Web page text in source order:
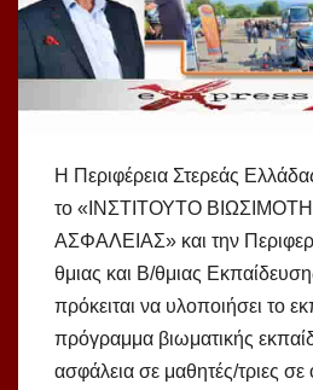
Η Περιφέρεια Στερεάς
το «ΙΝΣΤΙΤΟΥΤΟ
ΑΣΦΑΛΕΙΑΣ» και την
θμιας και Β/θμιας
πρόκειται να υλοποιήσει το
πρόγραμμα βιωματικής
ασφάλεια σε μαθητές/τριες σε